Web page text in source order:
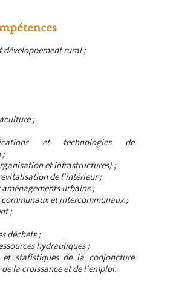
développement rural ;
;
et technologies de
;
et infrastructures) ;
de l'intérieur ;
urbains ;
et intercommunaux ;
;
déchets ;
hydrauliques ;
et statistiques de la conjoncture
la croissance et de l'emploi.